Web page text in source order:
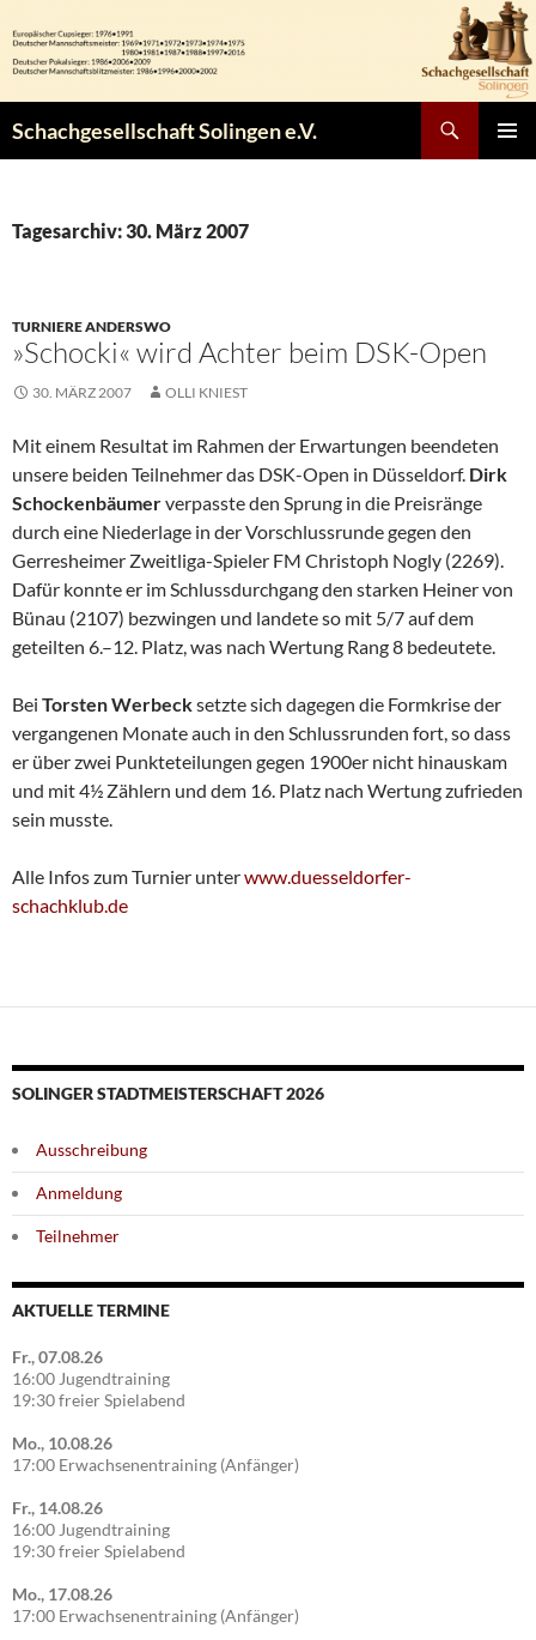
Inhalt
springen
Schachgesellschaft Solingen e.V.
Tagesarchiv: 30. März 2007
TURNIERE ANDERSWO
»Schocki« wird Achter beim DSK-Open
30. MÄRZ 2007 OLLI KNIEST
Mit einem Resultat im Rahmen der Erwartungen beendeten
unsere beiden Teilnehmer das DSK-Open in Düsseldorf. Dirk
Schockenbäumerverpasste den Sprung in die Preisränge
durch eine Niederlage in der Vorschlussrunde gegen den
Gerresheimer Zweitliga-Spieler FM Christoph Nogly (2269).
Dafür konnte er im Schlussdurchgang den starken Heiner von
Bünau (2107) bezwingen und landete so mit 5/7 auf dem
geteilten 6.–12. Platz, was nach Wertung Rang 8 bedeutete.
Bei Torsten Werbecksetzte sich dagegen die Formkrise der
vergangenen Monate auch in den Schlussrunden fort, so dass
er über zwei Punkteteilungen gegen 1900er nicht hinauskam
und mit 4½ Zählern und dem 16. Platz nach Wertung zufrieden
sein musste.
Alle Infos zum Turnier unterwww.duesseldorfer-
schachklub.de
SOLINGER STADTMEISTERSCHAFT 2026
Ausschreibung
Anmeldung
Teilnehmer
AKTUELLE TERMINE
Fr., 07.08.26
16:00 Jugendtraining
19:30 freier Spielabend
Mo., 10.08.26
17:00 Erwachsenentraining (Anfänger)
Fr., 14.08.26
16:00 Jugendtraining
19:30 freier Spielabend
Mo., 17.08.26
17:00 Erwachsenentraining (Anfänger)